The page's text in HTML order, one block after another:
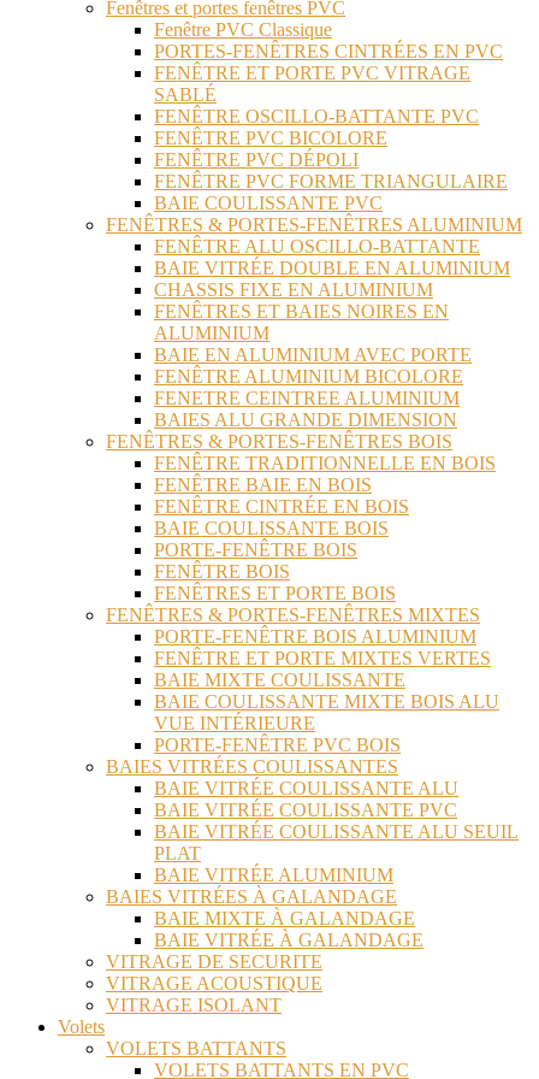
Fenêtres et portes fenêtres PVC
Fenêtre PVC Classique
PORTES-FENÊTRES CINTRÉES EN PVC
FENÊTRE ET PORTE PVC VITRAGE
SABLÉ
FENÊTRE OSCILLO-BATTANTE PVC
FENÊTRE PVC BICOLORE
FENÊTRE PVC DÉPOLI
FENÊTRE PVC FORME TRIANGULAIRE
BAIE COULISSANTE PVC
FENÊTRES & PORTES-FENÊTRES ALUMINIUM
FENÊTRE ALU OSCILLO-BATTANTE
BAIE VITRÉE DOUBLE EN ALUMINIUM
CHASSIS FIXE EN ALUMINIUM
FENÊTRES ET BAIES NOIRES EN
ALUMINIUM
BAIE EN ALUMINIUM AVEC PORTE
FENÊTRE ALUMINIUM BICOLORE
FENETRE CEINTREE ALUMINIUM
BAIES ALU GRANDE DIMENSION
FENÊTRES & PORTES-FENÊTRES BOIS
FENÊTRE TRADITIONNELLE EN BOIS
FENÊTRE BAIE EN BOIS
FENÊTRE CINTRÉE EN BOIS
BAIE COULISSANTE BOIS
PORTE-FENÊTRE BOIS
FENÊTRE BOIS
FENÊTRES ET PORTE BOIS
FENÊTRES & PORTES-FENÊTRES MIXTES
PORTE-FENÊTRE BOIS ALUMINIUM
FENÊTRE ET PORTE MIXTES VERTES
BAIE MIXTE COULISSANTE
BAIE COULISSANTE MIXTE BOIS ALU
VUE INTÉRIEURE
PORTE-FENÊTRE PVC BOIS
BAIES VITRÉES COULISSANTES
BAIE VITRÉE COULISSANTE ALU
BAIE VITRÉE COULISSANTE PVC
BAIE VITRÉE COULISSANTE ALU SEUIL
PLAT
BAIE VITRÉE ALUMINIUM
BAIES VITRÉES À GALANDAGE
BAIE MIXTE À GALANDAGE
BAIE VITRÉE À GALANDAGE
VITRAGE DE SECURITE
VITRAGE ACOUSTIQUE
VITRAGE ISOLANT
Volets
VOLETS BATTANTS
VOLETS BATTANTS EN PVC